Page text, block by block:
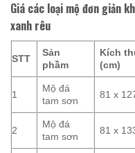
Giá các loại mộ đơn giản
xanh rêu
STT
Sản
phầm
Kích
(cm)
1
Mộ đá
tam sơn
81 x
2
Mộ đá
tam sơn
81 x